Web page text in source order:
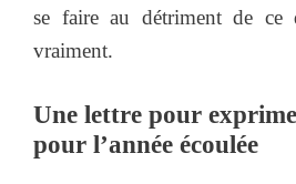
se faire au détriment de ce
vraiment.
Une lettre pour
pour l’année écoulée